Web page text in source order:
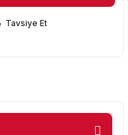
Tavsiye Et